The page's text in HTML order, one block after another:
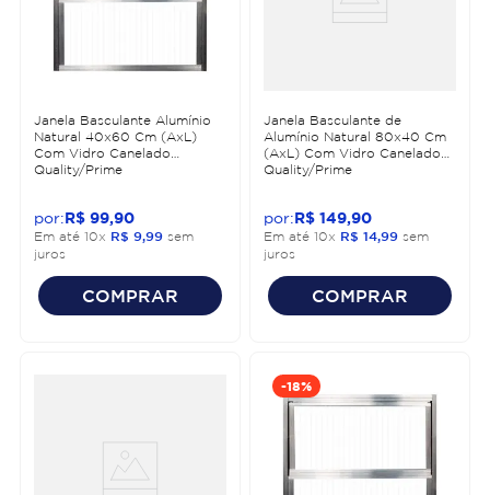
Janela Basculante Alumínio
Natural 40x60 Cm (AxL)
Com Vidro Canelado
Quality/Prime
R$ 99 90
Em até 10x R$ 9 99 sem
juros
COMPRAR
Janela Basculante de
Alumínio Natural 80x40 Cm
(AxL) Com Vidro Canelado
Quality/Prime
R$ 149 90
Em até 10x R$ 14 99 sem
juros
COMPRAR
-18%